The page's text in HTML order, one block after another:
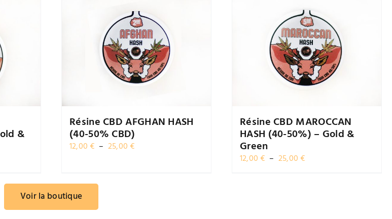
&
Résine CBD AFGHAN HASH
(40-50% CBD)
12,00€ – 25,00€Plage
Résine CBD MAROCCAN
HASH (40-50%) – Gold &
Green
12,00€ – 25,00€Plage
Voir la boutique